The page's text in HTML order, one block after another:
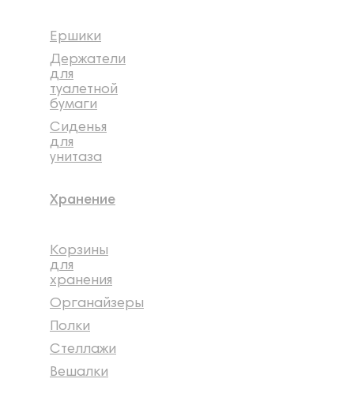
Ершики
Держатели
для
туалетной
бумаги
Сиденья
для
унитаза
Хранение
Корзины
для
хранения
Органайзеры
Полки
Стеллажи
Вешалки